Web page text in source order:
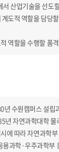
산업기술을 선도
도적 역할을 담당
역할을 수행할 품
년 수원캠퍼스 설립
년 자연과학대학 물
에 따라 자연과학
용과학·우주과학부